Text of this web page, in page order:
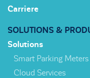
Carriere
SOLUTIONS &
Solutions
Smart Parking Meters
Cloud Services